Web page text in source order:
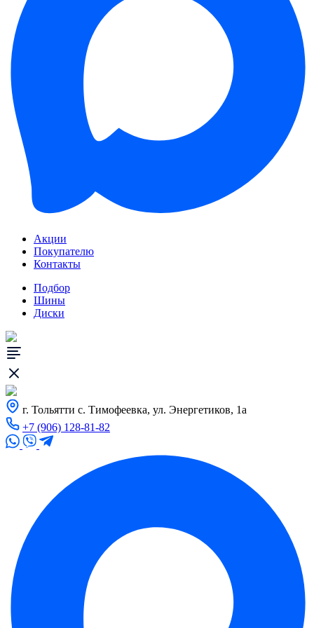
Акции
Покупателю
Контакты
Подбор
Шины
Диски
г. Тольятти с. Тимофеевка, ул. Энергетиков, 1а
+7 (906) 128-81-82